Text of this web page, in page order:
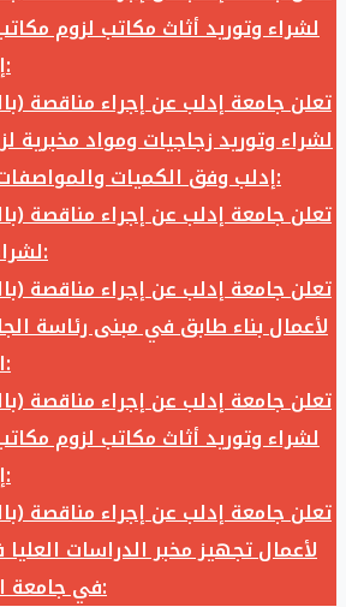
لشراء وتوريد أثاث مكاتب لزوم
إدلب وفق الآتي:
تعلن جامعة إدلب عن إجراء مناقصة
لشراء وتوريد زجاجيات ومواد مخبرية
إدلب وفق الكميات والمواصفات المحددة أدناه:
تعلن جامعة إدلب عن إجراء مناقصة
لشراء وتوريد ما يلي:
تعلن جامعة إدلب عن إجراء مناقصة
لأعمال بناء طابق في مبنى رئاسة
ادلب وفق الآتي:
تعلن جامعة إدلب عن إجراء مناقصة
لشراء وتوريد أثاث مكاتب لزوم
إدلب وفق الآتي:
تعلن جامعة إدلب عن إجراء مناقصة
لأعمال تجهيز مخبر الدراسات
في جامعة ادلب وفق الآتي: